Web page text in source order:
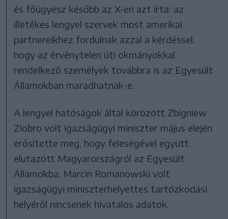
és főügyész később az X-en azt írta: az
illetékes lengyel szervek most amerikai
partnereikhez fordulnak azzal a kérdéssel,
hogy az érvénytelen úti okmányokkal
rendelkező személyek továbbra is az Egyesült
Államokban maradhatnak-e.
A lengyel hatóságok által körözött Zbigniew
Ziobro volt igazságügyi miniszter május elején
erősítette meg, hogy feleségével együtt
elutazott Magyarországról az Egyesült
Államokba. Marcin Romanowski volt
igazságügyi miniszterhelyettes tartózkodási
helyéről nincsenek hivatalos adatok.